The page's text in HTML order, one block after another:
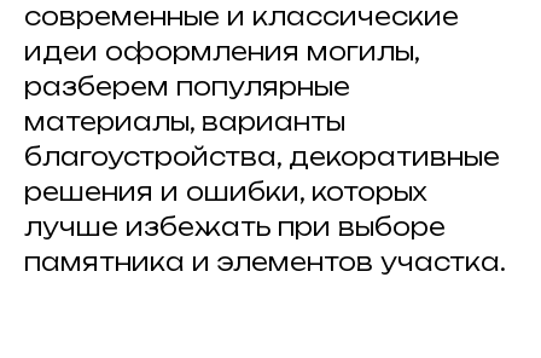
современные и классические
идеи оформления могилы,
разберем популярные
материалы, варианты
благоустройства, декоративные
решения и ошибки, которых
лучше избежать при выборе
памятника и элементов участка.